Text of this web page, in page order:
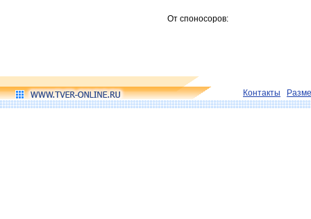
От споносоров:
Контакты